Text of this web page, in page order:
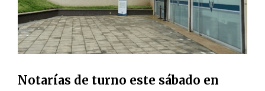
Notarías de turno este sábado en